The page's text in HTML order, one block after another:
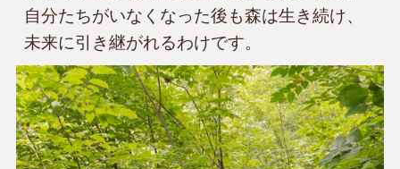
自分たちがいなくなった後も森は生き続け、
未来に引き継がれるわけです。